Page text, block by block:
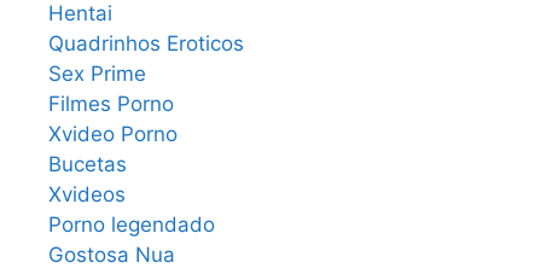
Hentai
Quadrinhos Eroticos
Sex Prime
Filmes Porno
Xvideo Porno
Bucetas
Xvideos
Porno legendado
Gostosa Nua